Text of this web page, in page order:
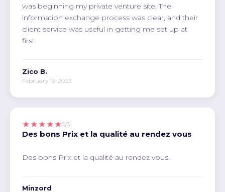
was beginning my private venture site. The
information exchange process was clear, and their
client service was useful in getting me set up at
first.
Zico B.
February 19, 2023
★★★★★5/5
Des bons Prix et la qualité au rendez vous
Des bons Prix et la qualité au rendez vous.
Minzord